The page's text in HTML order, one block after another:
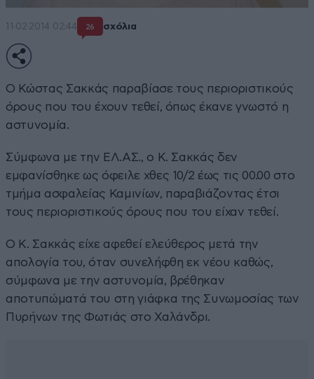
11·02·2014 02:44 26 σχόλια
Ο Κώστας Σακκάς παραβίασε τους περιοριστικούς
όρους που του έχουν τεθεί, όπως έκανε γνωστό η
αστυνομία.
Σύμφωνα με την ΕΛ.ΑΣ., ο Κ. Σακκάς δεν
εμφανίσθηκε ως όφειλε χθες 10/2 έως τις 00.00 στο
τμήμα ασφαλείας Καμινίων, παραβιάζοντας έτσι
τους περιοριστικούς όρους που του είχαν τεθεί.
Ο Κ. Σακκάς είχε αφεθεί ελεύθερος μετά την
απολογία του, όταν συνελήφθη εκ νέου καθώς,
σύμφωνα με την αστυνομία, βρέθηκαν
αποτυπώματά του στη γιάφκα της Συνωμοσίας των
Πυρήνων της Φωτιάς στο Χαλάνδρι.